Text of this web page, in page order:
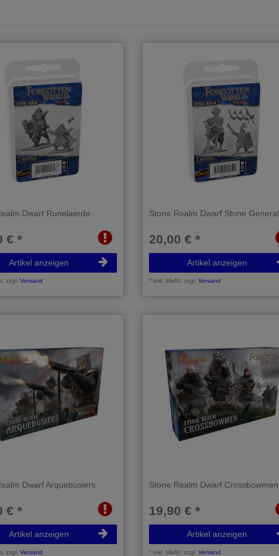
Dwarf Runelaerde
€ *
Artikel anzeigen
zzgl.Versand
Stone Realm Dwarf Stone General
20,00 € *
Artikel anzeigen
*inkl. MwSt. zzgl.Versand
Dwarf Arquebusiers
€ *
Artikel anzeigen
zzgl.Versand
Stone Realm Dwarf Crossbowmen
19,90 € *
Artikel anzeigen
*inkl. MwSt. zzgl.Versand